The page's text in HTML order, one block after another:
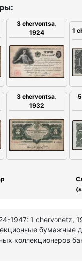
3 chervontsa,
1924
1
3 chervontsa,
1932
1947: 1 chervonetz,
бумажные
коллекционеров